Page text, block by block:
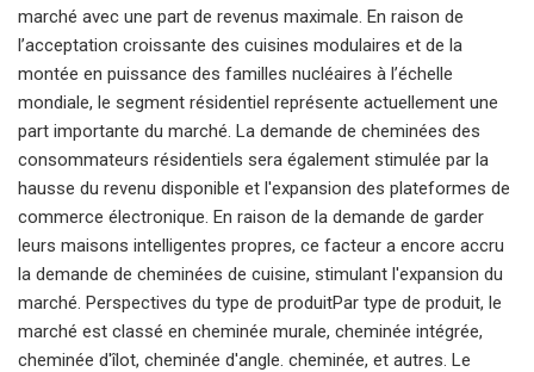
marché avec une part de revenus maximale. En raison de
l’acceptation croissante des cuisines modulaires et de la
montée en puissance des familles nucléaires à l’échelle
mondiale, le segment résidentiel représente actuellement une
part importante du marché. La demande de cheminées des
consommateurs résidentiels sera également stimulée par la
hausse du revenu disponible et l'expansion des plateformes de
commerce électronique. En raison de la demande de garder
leurs maisons intelligentes propres, ce facteur a encore accru
la demande de cheminées de cuisine, stimulant l'expansion du
marché. Perspectives du type de produitPar type de produit, le
marché est classé en cheminée murale, cheminée intégrée,
cheminée d'îlot, cheminée d'angle. cheminée, et autres. Le